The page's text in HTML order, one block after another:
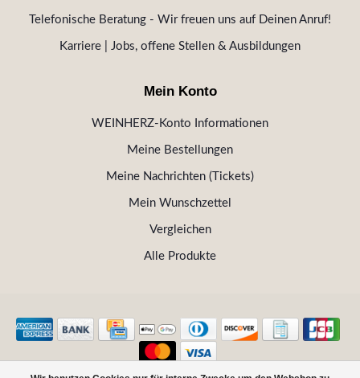
Telefonische Beratung - Wir freuen uns auf Deinen Anruf!
Karriere | Jobs, offene Stellen & Ausbildungen
Mein Konto
WEINHERZ-Konto Informationen
Meine Bestellungen
Meine Nachrichten (Tickets)
Mein Wunschzettel
Vergleichen
Alle Produkte